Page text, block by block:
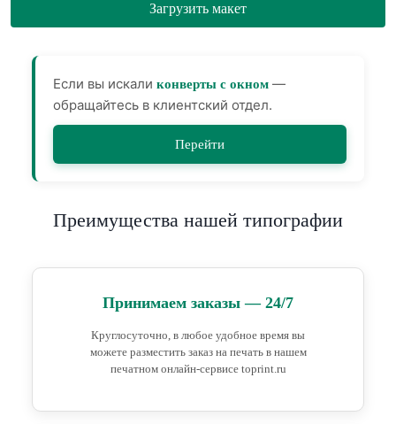
Загрузить макет
Если вы искали конверты с окном —
обращайтесь в клиентский отдел.
Перейти
Преимущества нашей типографии
Принимаем заказы — 24/7
Круглосуточно, в любое удобное время вы
можете разместить заказ на печать в нашем
печатном онлайн-сервисе toprint.ru